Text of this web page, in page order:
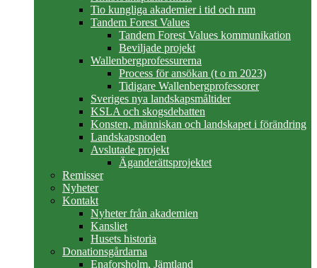
Tio kungliga akademier i tid och rum
Tandem Forest Values
Tandem Forest Values kommunikation
Beviljade projekt
Wallenbergprofessurerna
Process för ansökan (t o m 2023)
Tidigare Wallenbergprofessorer
Sveriges nya landskapsmåltider
KSLA och skogsdebatten
Konsten, människan och landskapet i förändring
Landskapsnoden
Avslutade projekt
Äganderättsprojektet
Remisser
Nyheter
Kontakt
Nyheter från akademien
Kansliet
Husets historia
Donationsgårdarna
Enaforsholm, Jämtland